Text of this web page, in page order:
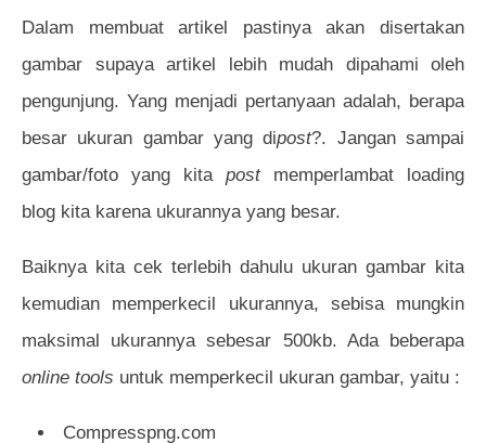
Dalam membuat artikel pastinya akan disertakan
gambar supaya artikel lebih mudah dipahami oleh
pengunjung. Yang menjadi pertanyaan adalah, berapa
besar ukuran gambar yang dipost?. Jangan sampai
gambar/foto yang kita postmemperlambat loading
blog kita karena ukurannya yang besar.
Baiknya kita cek terlebih dahulu ukuran gambar kita
kemudian memperkecil ukurannya, sebisa mungkin
maksimal ukurannya sebesar 500kb. Ada beberapa
online tools untuk memperkecil ukuran gambar, yaitu :
Compresspng.com